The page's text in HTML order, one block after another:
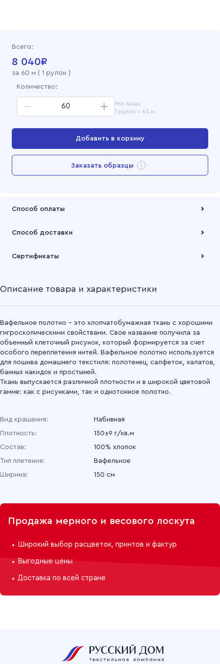
Всего:
8 040₽
за 60 м ( 1 рулон )
Количество:
Min заказ
1 рулон = 60 м
Добавить в корзину
Перейти в корзину
Заказать образцы
Способ оплаты
Способ доставки
наших складов или через транспортную компанию на Ваш
Подробнее
Сертификаты
Описание товара и характеристики
Вафельное полотно - это хлопчатобумажная ткань с хорошими
гигроскопическими свойствами. Свое название получила за
объемный клеточный рисунок, который формируется за счет
особого переплетения нитей. Вафельное полотно используется
для пошива домашнего текстиля: полотенец, салфеток, халатов,
банных накидок и простыней.
Ткань выпускается различной плотности и в широкой цветовой
гамме: как с рисунками, так и однотонное полотно.
Вид крашения:
Набивная
Плотность:
150±9 г/кв.м
Состав:
100% хлопок
Тип плетения:
Вафельное
Ширина:
150 см
Продажа мерного и весового лоскута
Широкий выбор расцветок, принтов и фактур
Выгодные цены
Доставка по всей стране